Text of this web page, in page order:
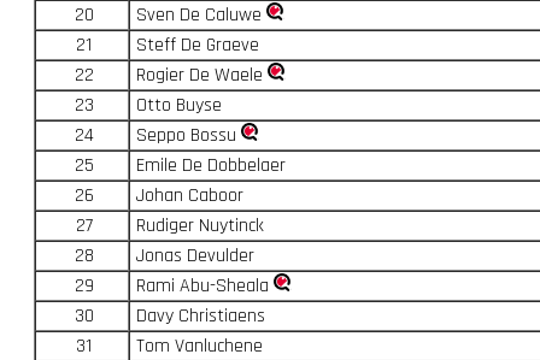
20
Sven De Caluwe
21
Steff De Graeve
22
Rogier De Waele
23
Otto Buyse
24
Seppo Bossu
25
Emile De Dobbelaer
26
Johan Caboor
27
Rudiger Nuytinck
28
Jonas Devulder
29
Rami Abu-Sheala
30
Davy Christiaens
31
Tom Vanluchene